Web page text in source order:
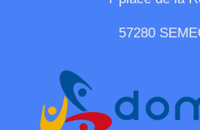
57280